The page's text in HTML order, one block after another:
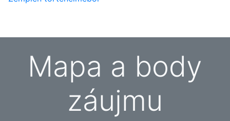
Mapa a body
záujmu